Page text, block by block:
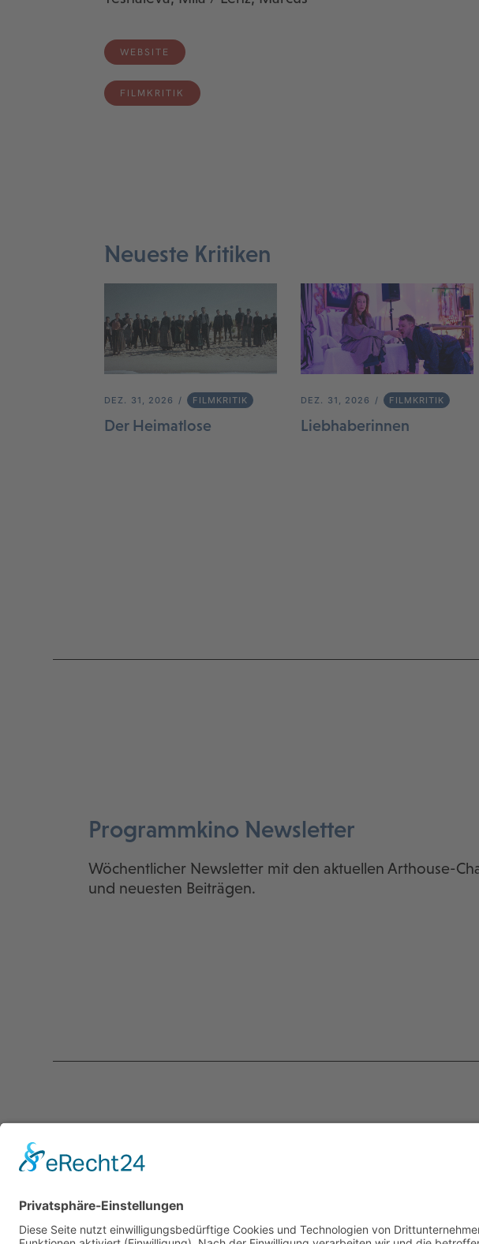
WEBSITE
FILMKRITIK
Neueste Kritiken
DEZ. 31, 2026 FILMKRITIK
Der Heimatlose
DEZ. 31, 2026 FILMKRITIK
Liebhaberinnen
Programmkino Newsletter
Wöchentlicher Newsletter mit den aktuellen Arthouse-
und neuesten Beiträgen.
℅ AG Kino - Gilde deutscher
Filmkunsttheater e.V.
Mediadaten